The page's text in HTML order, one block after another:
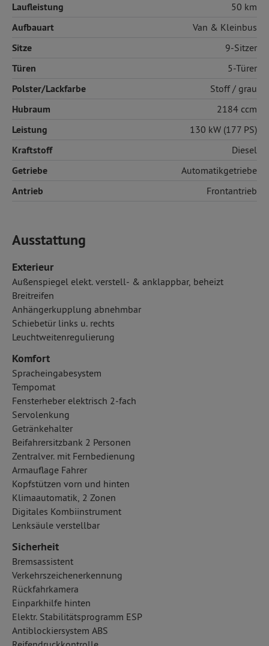
Laufleistung 50 km
Aufbauart Van & Kleinbus
Sitze 9-Sitzer
Türen 5-Türer
Polster/Lackfarbe Stoff/ grau
Hubraum 2184 ccm
Leistung 130 kW (177 PS)
Kraftstoff Diesel
Getriebe Automatikgetriebe
Antrieb Frontantrieb
Ausstattung
Exterieur
Außenspiegel elekt. verstell- & anklappbar, beheizt
Breitreifen
Anhängerkupplung abnehmbar
Schiebetür links u. rechts
Leuchtweitenregulierung
Komfort
Spracheingabesystem
Tempomat
Fensterheber elektrisch 2-fach
Servolenkung
Getränkehalter
Beifahrersitzbank 2 Personen
Zentralver. mit Fernbedienung
Armauflage Fahrer
Kopfstützen vorn und hinten
Klimaautomatik, 2 Zonen
Digitales Kombiinstrument
Lenksäule verstellbar
Sicherheit
Bremsassistent
Verkehrszeichenerkennung
Rückfahrkamera
Einparkhilfe hinten
Elektr. Stabilitätsprogramm ESP
Antiblockiersystem ABS